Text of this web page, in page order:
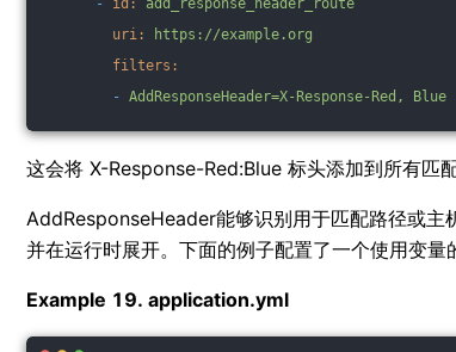
-
id:
add_response_header_route
uri:
https://example.org
filters:
- AddResponseHeader=X-Response-Red, Blue
这会将 X-Response-Red:Blue 标头添加到所有匹
AddResponseHeader能够识别用于匹配路径或主
并在运行时展开。下面的例子配置了一个使用变
Example 19. application.yml